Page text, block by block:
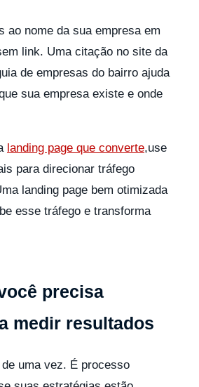
ao nome da sua empresa em
link. Uma citação no site da
de empresas do bairro ajuda
sua empresa existe e onde
landing page que converte,use
para direcionar tráfego
landing page bem otimizada
esse tráfego e transforma
precisa
medir resultados
uma vez. É processo